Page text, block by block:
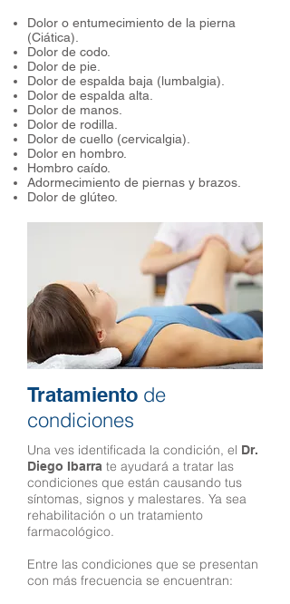
Dolor o entumecimiento de la pierna
(Ciática).
Dolor de codo.
Dolor de pie.
Dolor de espalda baja (lumbalgia).
Dolor de espalda alta.
Dolor de manos.
Dolor de rodilla.
Dolor de cuello (cervicalgia).
Dolor en hombro.
Hombro caído.
Adormecimiento de piernas y brazos.
Dolor de glúteo.
Tratamiento de
condiciones
Una ves identificada la condición, el Dr.
Diego Ibarra te ayudará a tratar las
condiciones que están causando tus
síntomas, signos y malestares. Ya sea
rehabilitación o un tratamiento
farmacológico.
Entre las condiciones que se presentan
con más frecuencia se encuentran: